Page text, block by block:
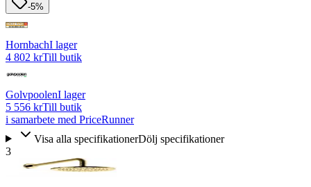
-5%
HornbachI lager
4 802 krTill butik
GolvpoolenI lager
5 556 krTill butik
i samarbete med PriceRunner
Visa alla specifikationerDölj specifikationer
3